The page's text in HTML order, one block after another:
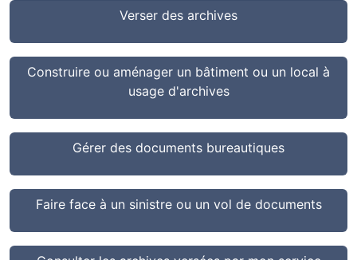
Verser des archives
Construire ou aménager un bâtiment ou un local à
usage d'archives
Gérer des documents bureautiques
Faire face à un sinistre ou un vol de documents